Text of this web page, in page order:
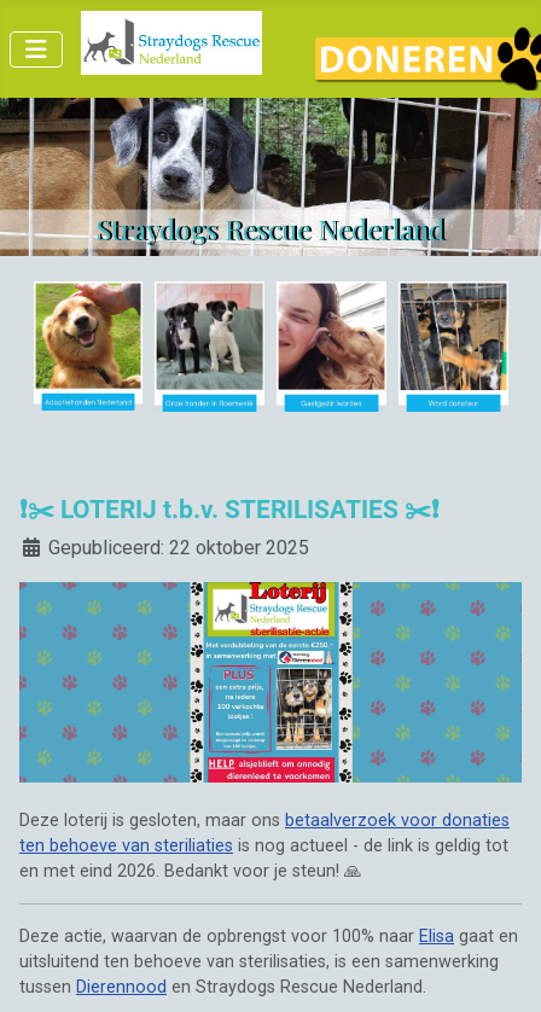
Straydogs Rescue Nederland
❗✂️ LOTERIJ t.b.v. STERILISATIES ✂️❗
DetailsGepubliceerd: 22 oktober 2025
Deze loterij is gesloten, maar ons betaalverzoek voor donaties
ten behoeve van steriliaties is nog actueel - de link is geldig tot
en met eind 2026. Bedankt voor je steun! 🙏
Deze actie, waarvan de opbrengst voor 100% naar Elisa gaat en
uitsluitend ten behoeve van sterilisaties, is een samenwerking
tussen Dierennood en Straydogs Rescue Nederland.